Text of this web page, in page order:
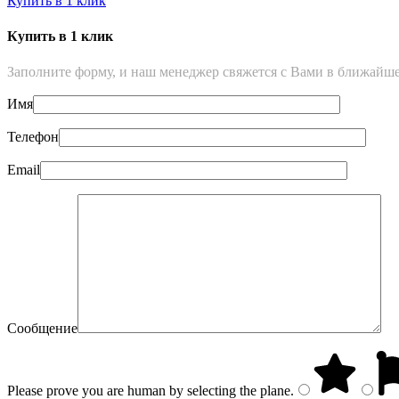
Купить в 1 клик
Заполните форму, и наш менеджер свяжется с Вами в
Имя
Телефон
Email
Сообщение
Please prove you are human by selecting the plane.